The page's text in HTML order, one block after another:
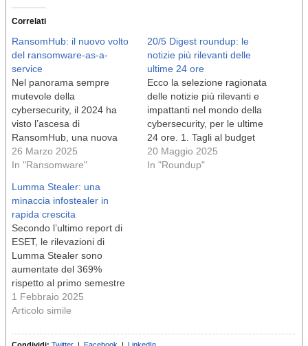
Correlati
RansomHub: il nuovo volto
del ransomware-as-a-
service
Nel panorama sempre
mutevole della
cybersecurity, il 2024 ha
visto l’ascesa di
RansomHub, una nuova
banda ransomware-as-a-
service (RaaS) che ha
una posizione dominante.
Gli esperti di ESET hanno
analizzato a fondo questa
realtà emergente, rivelando
dettagli sulla sua struttura,
sulle connessioni con
gruppi affermati e sull’uso
innovativo di…
26 Marzo 2025
In "Ransomware"
20/5 Digest roundup: le
notizie più rilevanti delle
ultime 24 ore
Ecco la selezione ragionata
delle notizie più rilevanti e
impattanti nel mondo della
cybersecurity, per le ultime
24 ore. 1. Tagli al budget
CISA: poche risposte dal
Segretario NoemIl
20 Maggio 2025
In "Roundup"
Lumma Stealer: una
minaccia infostealer in
rapida crescita
Secondo l’ultimo report di
ESET, le rilevazioni di
Lumma Stealer sono
aumentate del 369%
rispetto al primo semestre
del 2024. Questo
infostealer, inizialmente
oggi prende di mira
1 Febbraio 2025
Articolo simile